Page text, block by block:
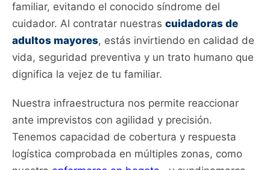
familiar, evitando el conocido síndrome del
cuidador. Al contratar nuestras cuidadoras de
adultos mayores, estás invirtiendo en calidad de
vida, seguridad preventiva y un trato humano que
dignifica la vejez de tu familiar.
Nuestra infraestructura nos permite reaccionar
ante imprevistos con agilidad y precisión.
Tenemos capacidad de cobertura y respuesta
logística comprobada en múltiples zonas, como